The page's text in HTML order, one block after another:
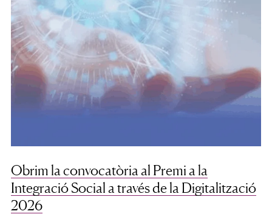
Obrim la convocatòria al Premi a la
Integració Social a través de la Digitalització
2026